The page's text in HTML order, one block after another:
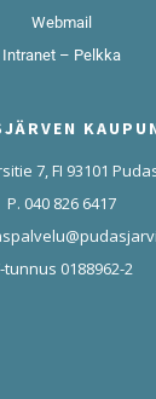
Webmail
Intranet – Pelkka
7, FI 93101
P. 040 826 6417
tunnus 0188962-2